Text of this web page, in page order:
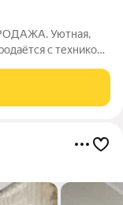
Уютная,
с техникой
гарнитуром